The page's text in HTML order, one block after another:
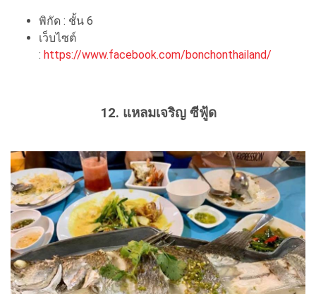
พิกัด : ชั้น 6
เว็บไซต์
: https://www.facebook.com/bonchonthailand/
12. แหลมเจริญ ซีฟู้ด